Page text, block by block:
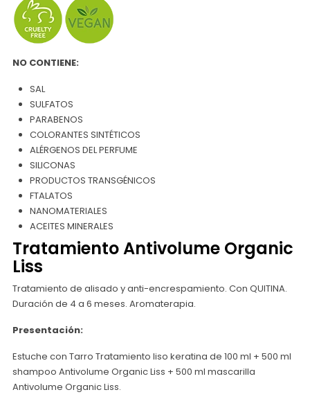
NO CONTIENE:
SAL
SULFATOS
PARABENOS
COLORANTES SINTÉTICOS
ALÉRGENOS DEL PERFUME
SILICONAS
PRODUCTOS TRANSGÉNICOS
FTALATOS
NANOMATERIALES
ACEITES MINERALES
Tratamiento Antivolume Organic
Liss
Tratamiento de alisado y anti-encrespamiento. Con QUITINA.
Duración de 4 a 6 meses. Aromaterapia.
Presentación:
Estuche con Tarro Tratamiento liso keratina de 100 ml + 500 ml
shampoo Antivolume Organic Liss + 500 ml mascarilla
Antivolume Organic Liss.